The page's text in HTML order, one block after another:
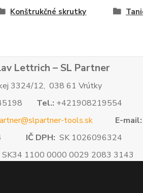
Konštrukčné skrutky
Lettrich – SL Partner
3324/12, 038 61 Vrútky
Tel.: +421908219554
tools.sk E-mail:
IČ DPH: SK 1026096324
SK34 1100 0000 0029 2083 3143